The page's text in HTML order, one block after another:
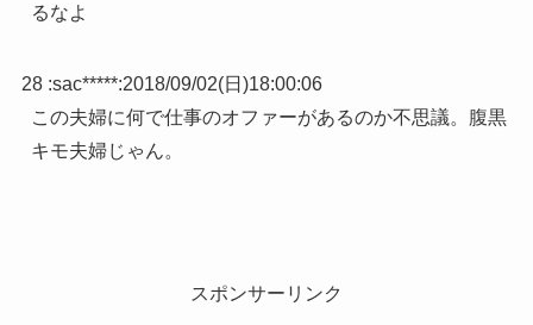
るなよ
28 :sac*****:2018/09/02(日)18:00:06
この夫婦に何で仕事のオファーがあるのか不思議。腹黒
キモ夫婦じゃん。
スポンサーリンク